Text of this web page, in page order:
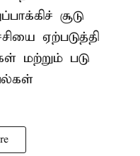
சூடு
ஏற்படுத்தி
மற்றும் படு